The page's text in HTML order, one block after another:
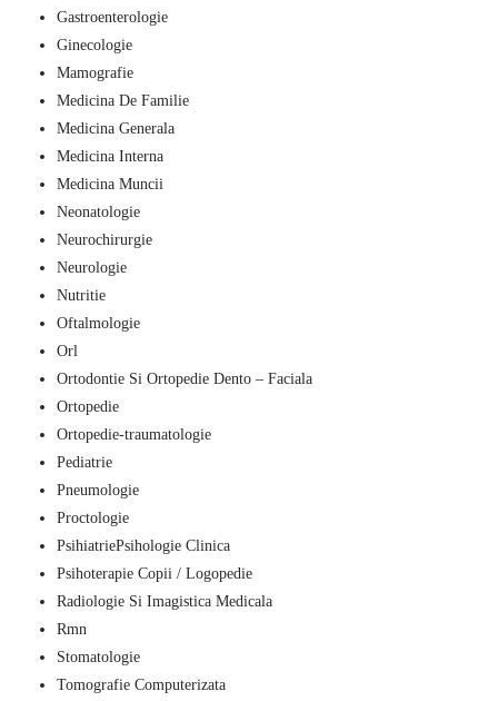
Gastroenterologie
Ginecologie
Mamografie
Medicina De Familie
Medicina Generala
Medicina Interna
Medicina Muncii
Neonatologie
Neurochirurgie
Neurologie
Nutritie
Oftalmologie
Orl
Ortodontie Si Ortopedie Dento – Faciala
Ortopedie
Ortopedie-traumatologie
Pediatrie
Pneumologie
Proctologie
PsihiatriePsihologie Clinica
Psihoterapie Copii / Logopedie
Radiologie Si Imagistica Medicala
Rmn
Stomatologie
Tomografie Computerizata